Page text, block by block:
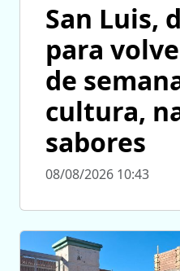
San Luis,
para
de
cultura,
sabores
08/08/2026 10:43